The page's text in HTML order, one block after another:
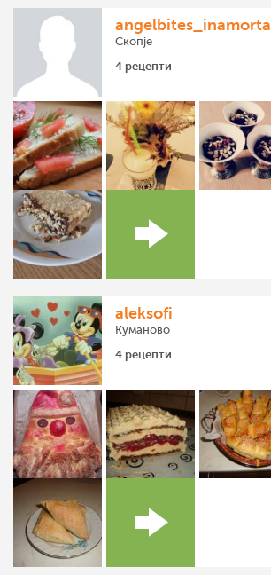
angelbites_inamorta
Скопје
4 рецепти
aleksofi
Куманово
4 рецепти